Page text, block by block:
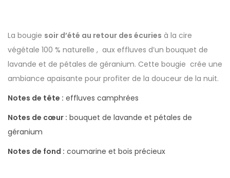
La bougie soir d’été au retour des écuries à la cire
végétale 100 % naturelle , aux effluves d’un bouquet de
lavande et de pétales de géranium. Cette bougie crée une
ambiance apaisante pour profiter de la douceur de la nuit.
Notes de tête : effluves camphrées
Notes de cœur : bouquet de lavande et pétales de
géranium
Notes de fond : coumarine et bois précieux